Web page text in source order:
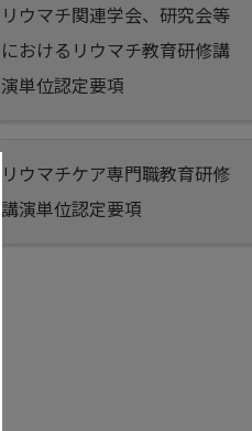
リウマチ関連学会、研究会等
におけるリウマチ教育研修講
演単位認定要項
リウマチケア専門職教育研修
講演単位認定要項